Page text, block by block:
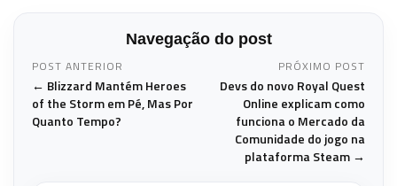
Navegação do post
POST ANTERIOR
← Blizzard Mantém Heroes
of the Storm em Pé, Mas Por
Quanto Tempo?
PRÓXIMO POST
Devs do novo Royal Quest
Online explicam como
funciona o Mercado da
Comunidade do jogo na
plataforma Steam →